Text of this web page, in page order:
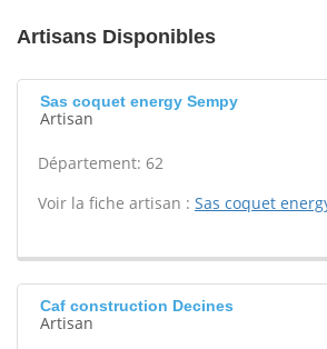
Artisans Disponibles
Sas coquet energy Sempy
Artisan
Département: 62
Voir la fiche artisan : Sas coquet
Caf construction Decines
Artisan